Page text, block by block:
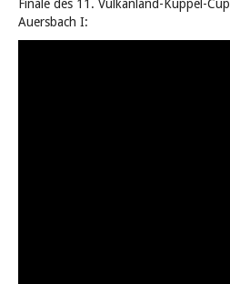
Finale des 11. Vulkanland-Kuppel-
Auersbach I: